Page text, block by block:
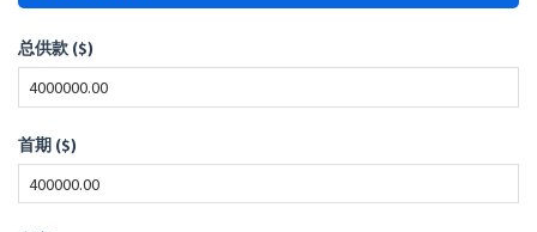
总供款 ($)
首期 ($)